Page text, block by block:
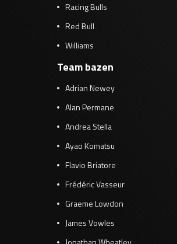
Racing Bulls
Red Bull
Williams
Team bazen
Adrian Newey
Alan Permane
Andrea Stella
Ayao Komatsu
Flavio Briatore
Frédéric Vasseur
Graeme Lowdon
James Vowles